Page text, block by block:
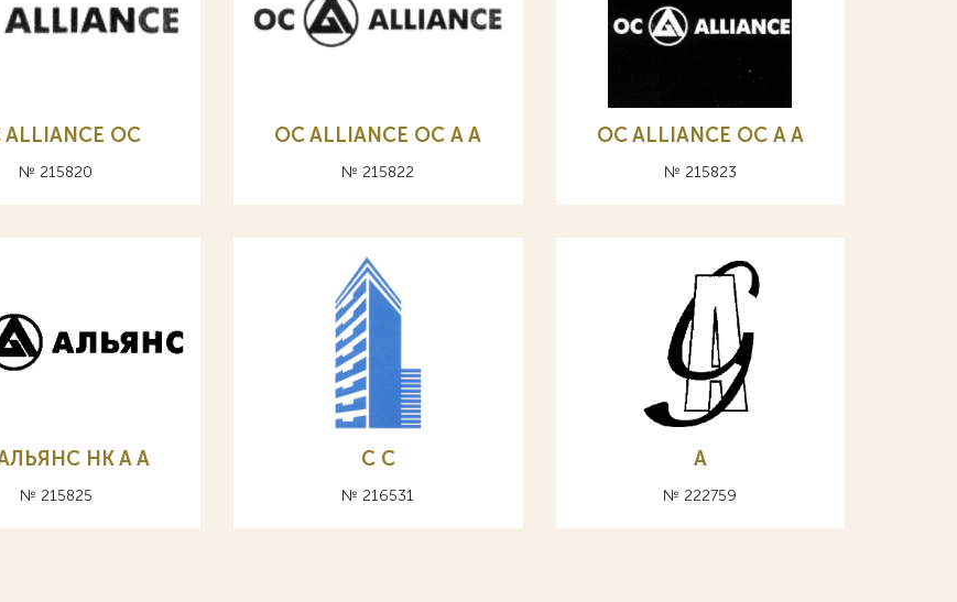
ALLIANCE ОС
№ 215820
OC ALLIANCE ОС A А
№ 215822
OC ALLIANCE ОС A А
№ 215823
HK A А
№ 215825
С C
№ 216531
А
№ 222759